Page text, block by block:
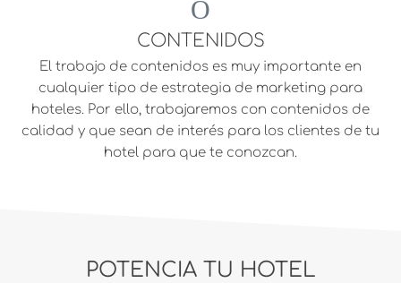
CONTENIDOS
El trabajo de contenidos es muy importante en
cualquier tipo de estrategia de marketing para
hoteles. Por ello, trabajaremos con contenidos de
calidad y que sean de interés para los clientes de tu
hotel para que te conozcan.
POTENCIA TU HOTEL